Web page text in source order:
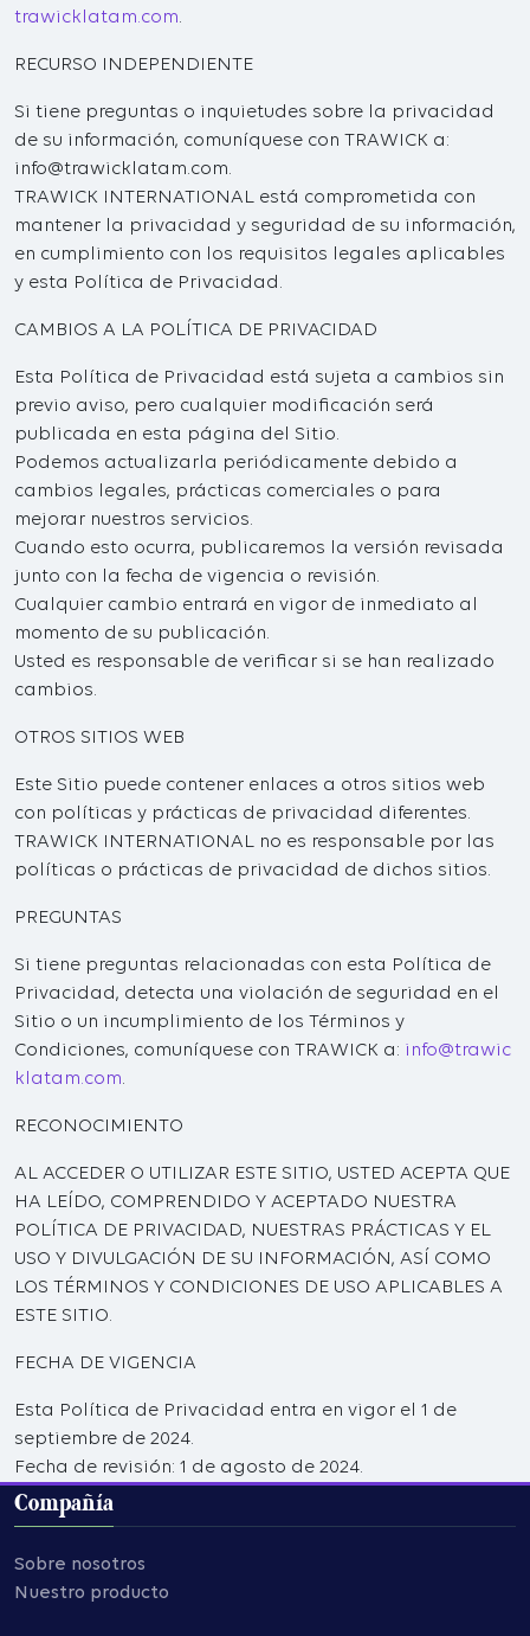
trawicklatam.com.
RECURSO INDEPENDIENTE
Si tiene preguntas o inquietudes sobre la privacidad
de su información, comuníquese con TRAWICK a:
info@trawicklatam.com.
TRAWICK INTERNATIONAL está comprometida con
mantener la privacidad y seguridad de su información,
en cumplimiento con los requisitos legales aplicables
y esta Política de Privacidad.
CAMBIOS A LA POLÍTICA DE PRIVACIDAD
Esta Política de Privacidad está sujeta a cambios sin
previo aviso, pero cualquier modificación será
publicada en esta página del Sitio.
Podemos actualizarla periódicamente debido a
cambios legales, prácticas comerciales o para
mejorar nuestros servicios.
Cuando esto ocurra, publicaremos la versión revisada
junto con la fecha de vigencia o revisión.
Cualquier cambio entrará en vigor de inmediato al
momento de su publicación.
Usted es responsable de verificar si se han realizado
cambios.
OTROS SITIOS WEB
Este Sitio puede contener enlaces a otros sitios web
con políticas y prácticas de privacidad diferentes.
TRAWICK INTERNATIONAL no es responsable por las
políticas o prácticas de privacidad de dichos sitios.
PREGUNTAS
Si tiene preguntas relacionadas con esta Política de
Privacidad, detecta una violación de seguridad en el
Sitio o un incumplimiento de los Términos y
Condiciones, comuníquese con TRAWICK a: info@trawic
klatam.com.
RECONOCIMIENTO
AL ACCEDER O UTILIZAR ESTE SITIO, USTED ACEPTA QUE
HA LEÍDO, COMPRENDIDO Y ACEPTADO NUESTRA
POLÍTICA DE PRIVACIDAD, NUESTRAS PRÁCTICAS Y EL
USO Y DIVULGACIÓN DE SU INFORMACIÓN, ASÍ COMO
LOS TÉRMINOS Y CONDICIONES DE USO APLICABLES A
ESTE SITIO.
FECHA DE VIGENCIA
Esta Política de Privacidad entra en vigor el 1 de
septiembre de 2024.
Fecha de revisión: 1 de agosto de 2024.
Compañía
Sobre nosotros
Nuestro producto